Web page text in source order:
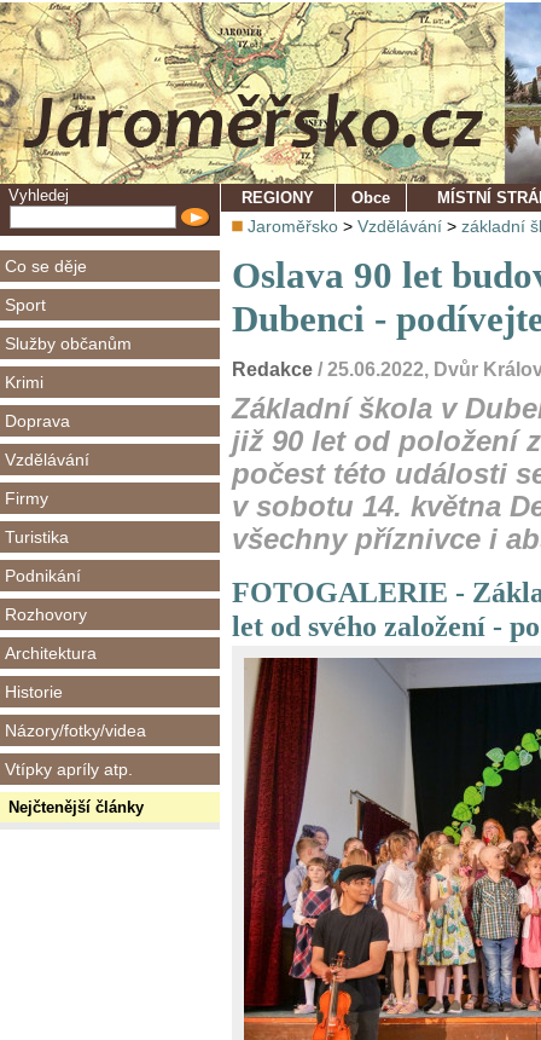
Vyhledej
Co se děje
Sport
Služby občanům
Krimi
Doprava
Vzdělávání
Firmy
Turistika
Podnikání
Rozhovory
Architektura
Historie
Názory/fotky/videa
Vtípky apríly atp.
Nejčtenější články
REGIONY Obce MÍSTNÍ
Jaroměřsko > Vzdělávání > základní
Oslava 90 let
Dubenci -
Redakce / 25.06.2022, Dvůr
Základní škola v
již 90 let od položení
počest této události
v sobotu 14. května
všechny příznivce i
FOTOGALERIE -
let od svého založení -